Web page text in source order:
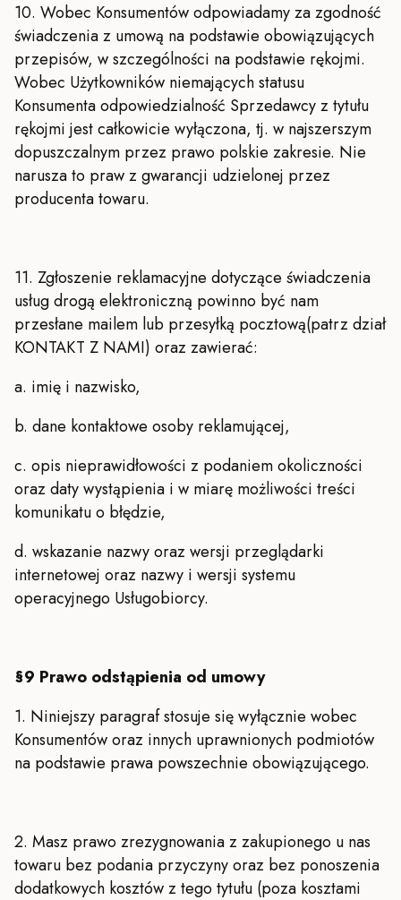
10. Wobec Konsumentów odpowiadamy za zgodność
świadczenia z umową na podstawie obowiązujących
przepisów, w szczególności na podstawie rękojmi.
Wobec Użytkowników niemających statusu
Konsumenta odpowiedzialność Sprzedawcy z tytułu
rękojmi jest całkowicie wyłączona, tj. w najszerszym
dopuszczalnym przez prawo polskie zakresie. Nie
narusza to praw z gwarancji udzielonej przez
producenta towaru.
11. Zgłoszenie reklamacyjne dotyczące świadczenia
usług drogą elektroniczną powinno być nam
przesłane mailem lub przesyłką pocztową(patrz dział
KONTAKT Z NAMI) oraz zawierać:
a. imię i nazwisko,
b. dane kontaktowe osoby reklamującej,
c. opis nieprawidłowości z podaniem okoliczności
oraz daty wystąpienia i w miarę możliwości treści
komunikatu o błędzie,
d. wskazanie nazwy oraz wersji przeglądarki
internetowej oraz nazwy i wersji systemu
operacyjnego Usługobiorcy.
§9 Prawo odstąpienia od umowy
1. Niniejszy paragraf stosuje się wyłącznie wobec
Konsumentów oraz innych uprawnionych podmiotów
na podstawie prawa powszechnie obowiązującego.
2. Masz prawo zrezygnowania z zakupionego u nas
towaru bez podania przyczyny oraz bez ponoszenia
dodatkowych kosztów z tego tytułu (poza kosztami